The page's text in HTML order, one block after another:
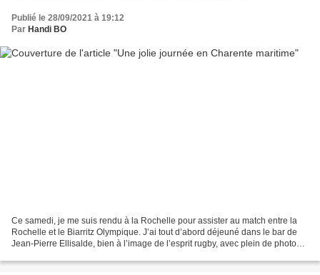
Publié le 28/09/2021 à 19:12
Par Handi BO
Ce samedi, je me suis rendu à la Rochelle pour assister au match entre la
Rochelle et le Biarritz Olympique. J’ai tout d’abord déjeuné dans le bar de
Jean-Pierre Ellisalde, bien à l’image de l’esprit rugby, avec plein de photos